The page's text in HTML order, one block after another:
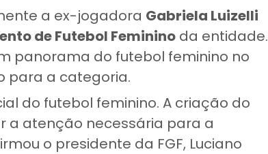
a ex-jogadora Gabriela Luizelli
de Futebol Feminino da entidade.
panorama do futebol feminino no
para a categoria.
do futebol feminino. A criação do
a atenção necessária para a
o presidente da FGF, Luciano